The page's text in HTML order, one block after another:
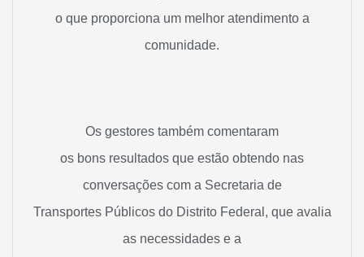
o que proporciona um melhor atendimento a
comunidade.
Os gestores também comentaram
os bons resultados que estão obtendo nas
conversações com a Secretaria de
Transportes Públicos do Distrito Federal, que avalia
as necessidades e a